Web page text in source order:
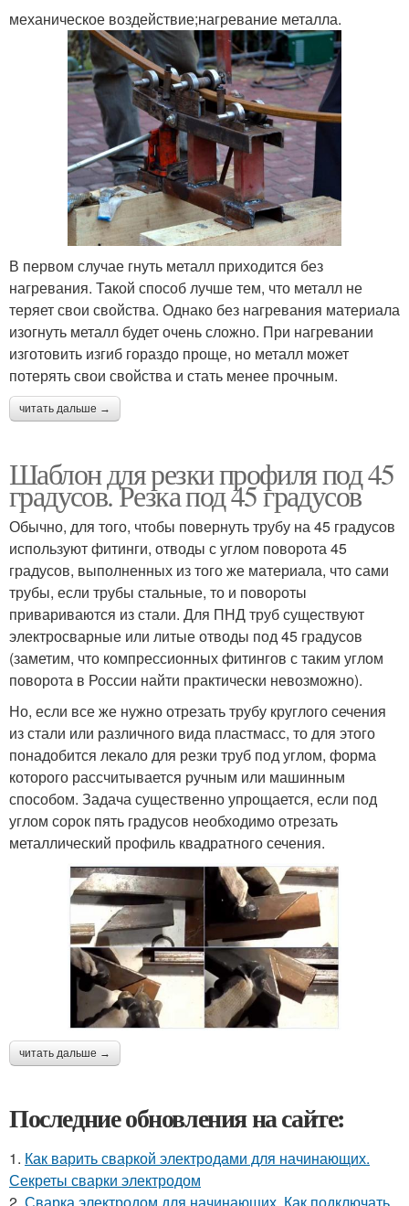
механическое воздействие;нагревание металла.
В первом случае гнуть металл приходится без
нагревания. Такой способ лучше тем, что металл не
теряет свои свойства. Однако без нагревания материала
изогнуть металл будет очень сложно. При нагревании
изготовить изгиб гораздо проще, но металл может
потерять свои свойства и стать менее прочным.
читать дальше →
Шаблон для резки профиля под 45
градусов. Резка под 45 градусов
Обычно, для того, чтобы повернуть трубу на 45 градусов
используют фитинги, отводы с углом поворота 45
градусов, выполненных из того же материала, что сами
трубы, если трубы стальные, то и повороты
привариваются из стали. Для ПНД труб существуют
электросварные или литые отводы под 45 градусов
(заметим, что компрессионных фитингов с таким углом
поворота в России найти практически невозможно).
Но, если все же нужно отрезать трубу круглого сечения
из стали или различного вида пластмасс, то для этого
понадобится лекало для резки труб под углом, форма
которого рассчитывается ручным или машинным
способом. Задача существенно упрощается, если под
углом сорок пять градусов необходимо отрезать
металлический профиль квадратного сечения.
читать дальше →
Последние обновления на сайте:
1. Как варить сваркой электродами для начинающих.
Секреты сварки электродом
2. Сварка электродом для начинающих. Как подключать